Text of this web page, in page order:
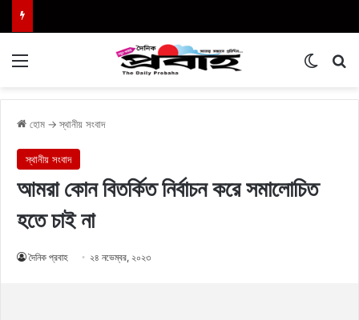
হোম → স্থানীয় সংবাদ
স্থানীয় সংবাদ
আমরা কোন বিতর্কিত নির্বাচন করে সমালোচিত
হতে চাই না
দৈনিক প্রবাহ ২৪ নভেম্বর, ২০২৩